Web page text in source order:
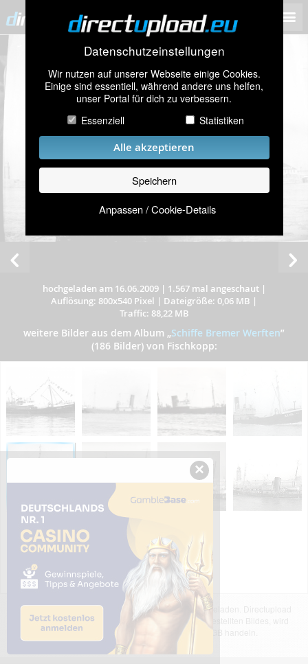
Datenschutzeinstellungen
Wir nutzen auf unserer Webseite einige Cookies.
Einige sind essentiell, während andere uns helfen,
unser Portal für dich zu verbessern.
Essenziell
Statistiken
Alle akzeptieren
Speichern
Anpassen / Cookie-Details
hochgeladen am 16.06.2009| 1.567 mal angeschaut|
Auflösung: 800x540 Pixel | Dateigröße: 0,06 MB |
Traffic: 88,22 MB
weitere Bilder aus dem Album „Schiffe Bremer Werften”
(186 Bilder) von Fischkopp:
Das dargestellte Bild wurde von einem Nutzer hochgeladen. Directupload
übernimmt keinerlei Haftung für den Inhalt des dargestellten Bildes, wird
jedoch bei Verstößen nach §2(3) unserer AGB handeln.
×